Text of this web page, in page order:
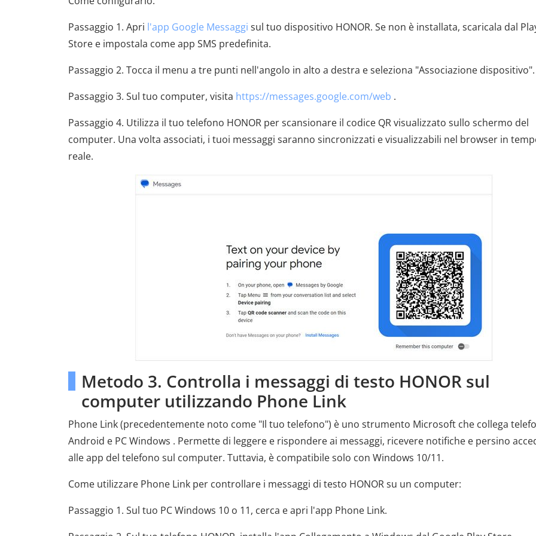
Passaggio 1. Apri l'app Google Messaggi sul tuo dispositivo HONOR. Se non è installata, scaricala dal
Store e impostala come app SMS predefinita.
Passaggio 2. Tocca il menu a tre punti nell'angolo in alto a destra e seleziona "Associazione dispositivo".
Passaggio 3. Sul tuo computer, visita https://messages.google.com/web .
Passaggio 4. Utilizza il tuo telefono HONOR per scansionare il codice QR visualizzato sullo schermo del
computer. Una volta associati, i tuoi messaggi saranno sincronizzati e visualizzabili nel browser in
reale.
Metodo 3. Controlla i messaggi di testo HONOR sul
computer utilizzando Phone Link
Phone Link (precedentemente noto come "Il tuo telefono") è uno strumento Microsoft che collega
Android e PC Windows . Permette di leggere e rispondere ai messaggi, ricevere notifiche e persino
alle app del telefono sul computer. Tuttavia, è compatibile solo con Windows 10/11.
Come utilizzare Phone Link per controllare i messaggi di testo HONOR su un computer:
Passaggio 1. Sul tuo PC Windows 10 o 11, cerca e apri l'app Phone Link.